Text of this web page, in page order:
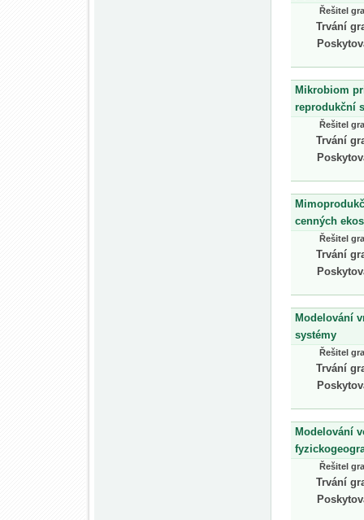
Řešitel
Trvání
Mikrobiom
reprodukční
Řešitel
Trvání
cenných
Řešitel
Trvání
Modelování
systémy
Řešitel
Trvání
Modelování
Řešitel
Trvání